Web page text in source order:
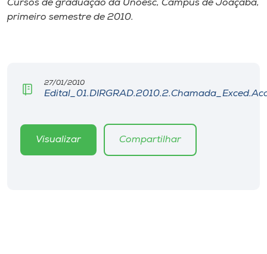
Cultura
Biblioteca
Editora
Rádio
Cursos de graduação da Unoesc, Campus de Joaçaba,
primeiro semestre de 2010.
27/01/2010
Visualizar Compartilhar